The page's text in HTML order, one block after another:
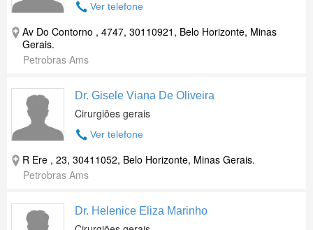
Ver telefone
Av Do Contorno , 4747, 30110921, Belo Horizonte, Minas
Gerais.
Petrobras Ams
Dr. Gisele Viana De Oliveira
Cirurgiões gerais
Ver telefone
R Ere , 23, 30411052, Belo Horizonte, Minas Gerais.
Petrobras Ams
Dr. Helenice Eliza Marinho